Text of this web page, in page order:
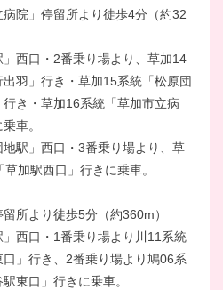
病院」停留所より徒歩4分（約32
西口・2番乗り場より、草加14
出羽」行き・草加15系統「松原団
き・草加16系統「草加市立病
車。
駅」西口・3番乗り場より、草
草加駅西口」行きに乗車。
留所より徒歩5分（約360m）
西口・1番乗り場より川11系統
口」行き、2番乗り場より鳩06系
東口」行きに乗車。